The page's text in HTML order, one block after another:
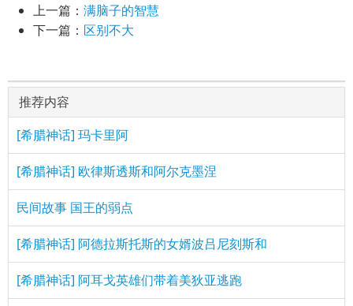
上一篇： 满脑子的智慧
下一篇： 区别不大
推荐内容
[希腊神话] 玛卡里阿
[希腊神话] 欧律斯透斯和阿尔克墨涅
民间故事 国王的弱点
[希腊神话] 阿德拉斯托斯的女婿波吕尼刻斯和
[希腊神话] 阿耳戈英雄们带着美狄亚逃跑